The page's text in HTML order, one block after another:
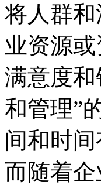
将人群
业资源
满意度
和管理”
间和时
而随着